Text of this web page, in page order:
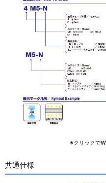
※クリックで
共通仕様